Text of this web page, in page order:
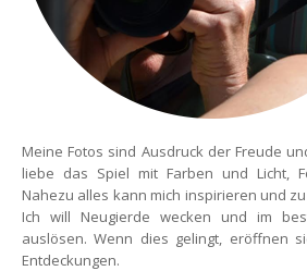
Meine Fotos sind Ausdruck der Freude
liebe das Spiel mit Farben und Licht,
Nahezu alles kann mich inspirieren und
Ich will Neugierde wecken und im
auslösen. Wenn dies gelingt, eröffnen
Entdeckungen.